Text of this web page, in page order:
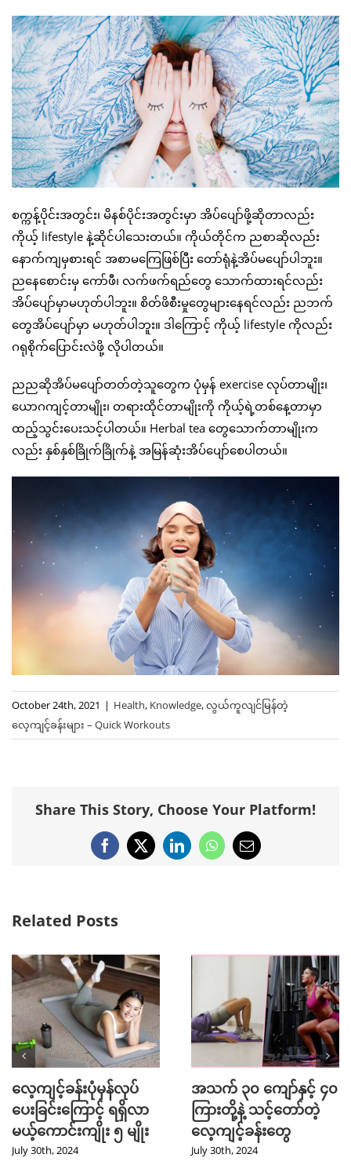
စက္ကန့်ပိုင်းအတွင်း၊ မိနစ်ပိုင်းအတွင်းမှာ အိပ်ပျော်ဖို့ဆိုတာလည်း
ကိုယ့် lifestyle နဲ့ဆိုင်ပါသေးတယ်။ ကိုယ်တိုင်က ညစာဆိုလည်း
နောက်ကျမှစားရင် အစာမကြေဖြစ်ပြီး တော်ရုံနဲ့အိပ်မပျော်ပါဘူး။
ညနေစောင်းမှ ကော်ဖီ၊ လက်ဖက်ရည်တွေ သောက်ထားရင်လည်း
အိပ်ပျော်မှာမဟုတ်ပါဘူး။ စိတ်ဖိစီးမှုတွေများနေရင်လည်း ညဘက်
တွေအိပ်ပျော်မှာ မဟုတ်ပါဘူး။ ဒါကြောင့် ကိုယ့် lifestyle ကိုလည်း
ဂရုစိုက်ပြောင်းလဲဖို့ လိုပါတယ်။
ညညဆိုအိပ်မပျော်တတ်တဲ့သူတွေက ပုံမှန် exercise လုပ်တာမျိုး၊
ယောဂကျင့်တာမျိုး၊ တရားထိုင်တာမျိုးကို ကိုယ့်ရဲ့တစ်နေ့တာမှာ
ထည့်သွင်းပေးသင့်ပါတယ်။ Herbal tea တွေသောက်တာမျိုးက
လည်း နှစ်နှစ်ခြိုက်ခြိုက်နဲ့ အမြန်ဆုံးအိပ်ပျော်စေပါတယ်။
October 24th, 2021 | Health, Knowledge,လွယ်ကူလျင်မြန်တဲ့
‌လေ့ကျင့်ခန်းများ – Quick Workouts
Share This Story, Choose Your Platform!
Facebook
X LinkedInWhatsApp
Email
Related Posts
လေ့ကျင့်ခန်းပုံမှန်လုပ်
ပေးခြင်းကြောင့် ရရှိလာ
မယ့်ကောင်းကျိုး ၅ မျိုး
July 30th, 2024
အသက် ၃၀ ကျော်နှင့် ၄၀
ကြားတို့နဲ့ သင့်တော်တဲ့
လေ့ကျင့်ခန်းတွေ
July 30th, 2024